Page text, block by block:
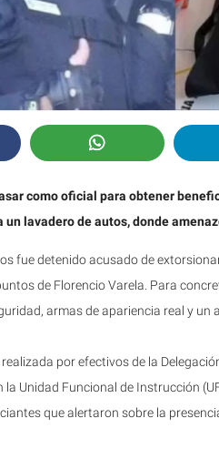
como oficial para obtener
lavadero de autos, donde
fue detenido acusado de
de Florencio Varela. Para
armas de apariencia real y un
por efectivos de la
la Unidad Funcional de Instrucción
que alertaron sobre la